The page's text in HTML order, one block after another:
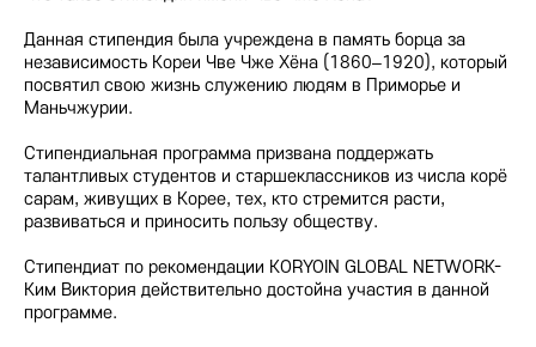
Данная стипендия была учреждена в память борца за
независимость Кореи Чве Чже Хёна (1860–1920), который
посвятил свою жизнь служению людям в Приморье и
Маньчжурии.
Стипендиальная программа призвана поддержать
талантливых студентов и старшеклассников из числа корё
сарам, живущих в Корее, тех, кто стремится расти,
развиваться и приносить пользу обществу.
Стипендиат по рекомендации KORYOIN GLOBAL NETWORK-
Ким Виктория действительно достойна участия в данной
программе.